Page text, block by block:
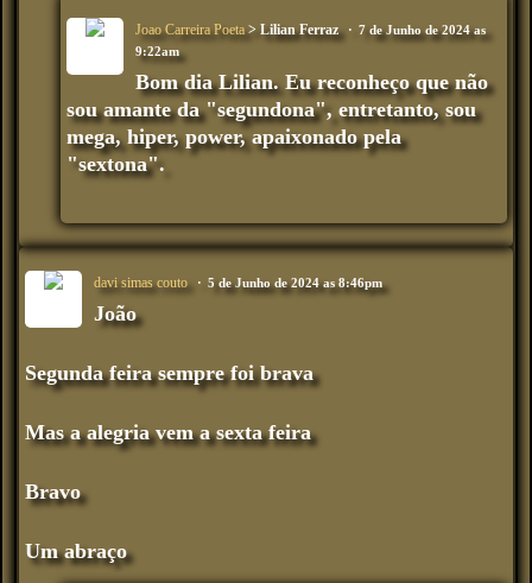
Joao Carreira Poeta> Lilian Ferraz
7 de Junho de 2024 as
9:22am
Bom dia Lilian. Eu reconheço que não
sou amante da "segundona", entretanto, sou
mega, hiper, power, apaixonado pela
"sextona".
davi simas couto 5 de Junho de 2024 as 8:46pm
João
Segunda feira sempre foi brava
Mas a alegria vem a sexta feira
Bravo
Um abraço